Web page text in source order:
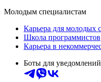
Молодым специалистам
Карьера для молодых
Школа программистов
Карьера в
Боты для уведомлений